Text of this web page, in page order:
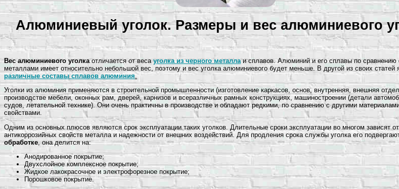
Алюминиевый уголок. Размеры и вес алюминиевого
Вес алюминиевого уголкаотличается от весауголка из черного металлаи сплавов. Алюминий и его сплавы по сравнению
металлами имеет относительно небольшой вес, поэтому и вес уголка алюминиевого будет меньше. В другой из своих статей
различные составы сплавов алюминия.
Уголки из алюминия применяются в строительной промышленности (изготовление каркасов, основ, внутренняя, внешняя
производстве мебели, оконных рам, дверей, карнизов и всеразличных рамных конструкциях, машиностроении (детали
судов, летательной технике). Они очень практичны в производстве и обладают редкими, по сравнению с другими
свойствами.
Одним из основных плюсов являются срок эксплуатации таких уголков. Длительные сроки эксплуатации во многом зависят от
антикоррозийных свойств металла и надежности от внешних воздействий. Для продления срока службы уголка его
обработке , она делится на:
Анодированное покрытие;
Двухслойное комплексное покрытие;
Жидкое лакокрасочное и электрофорезное покрытие;
Порошковое покрытие.